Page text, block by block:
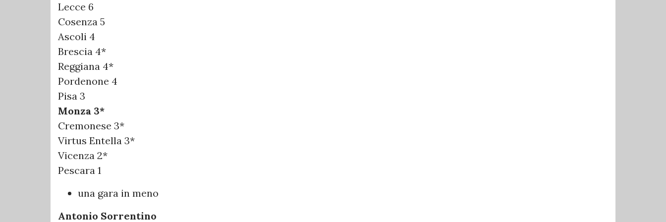
Lecce 6
Cosenza 5
Ascoli 4
Brescia 4*
Reggiana 4*
Pordenone 4
Pisa 3
Monza 3*
Cremonese 3*
Virtus Entella 3*
Vicenza 2*
Pescara 1
una gara in meno
Antonio Sorrentino